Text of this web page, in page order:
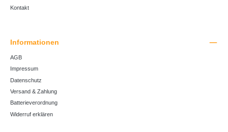
Kontakt
Informationen
AGB
Impressum
Datenschutz
Versand & Zahlung
Batterieverordnung
Widerruf erklären